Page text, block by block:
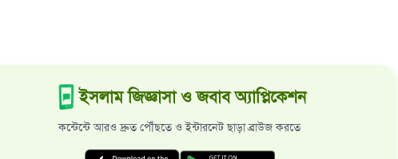
ইসলাম জিজ্ঞাসা ও জবাব অ্যাপ্লিকেশন
কন্টেন্টে আরও দ্রুত পৌঁছতে ও ইন্টারনেট ছাড়া ব্রাউজ করতে